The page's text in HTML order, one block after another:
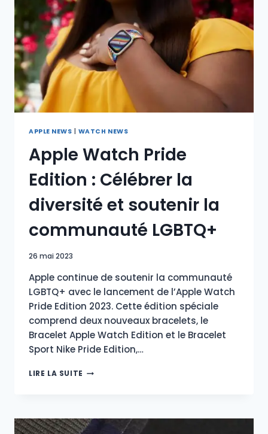
APPLE NEWS | WATCH NEWS
Apple Watch Pride
Edition : Célébrer la
diversité et soutenir la
communauté LGBTQ+
26 mai 2023
Apple continue de soutenir la communauté
LGBTQ+ avec le lancement de l’Apple Watch
Pride Edition 2023. Cette édition spéciale
comprend deux nouveaux bracelets, le
Bracelet Apple Watch Edition et le Bracelet
Sport Nike Pride Edition,…
LIRE LA SUITE APPLE
:
CÉLÉBRER